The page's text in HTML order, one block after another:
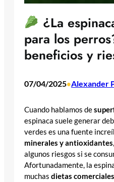
¿La
para los
beneficios y
07/04/2025•Alexander
Cuando hablamos de
espinaca suele generar
verdes es una fuente
minerales y antioxidantes
algunos riesgos si se
Afortunadamente, la
muchas dietas